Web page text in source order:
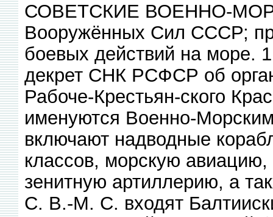
СОВЕТСКИЕ ВОЕННО-
Вооружённых Сил СССР;
боевых действий на море.
декрет СНК РСФСР об
Рабоче-Крестьян-ского
именуются Военно-
включают надводные
классов, морскую
зенитную артиллерию, а
С. В.-М. С. входят